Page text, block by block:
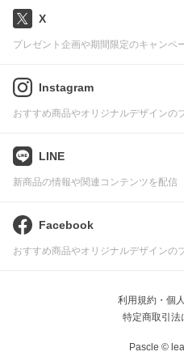
X
プレゼント企画や期間限定のキャンペ
Instagram
おすすめ商品やオリジナルデザインの
LINE
新商品の情報や関連コンテンツを配信
Facebook
おすすめ商品やオリジナルデザインの
利用規約・個
特定商取引法
Pascle ©